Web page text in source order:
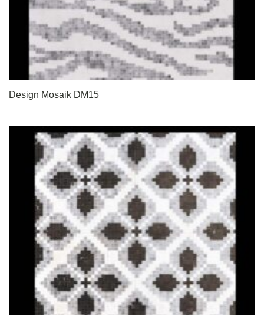
Design Mosaik DM15